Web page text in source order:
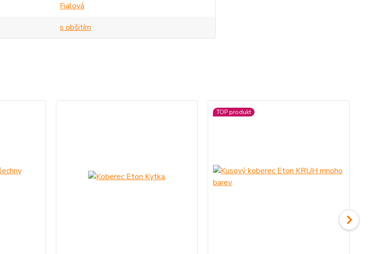
Fialová
s obšitím
TOP produkt